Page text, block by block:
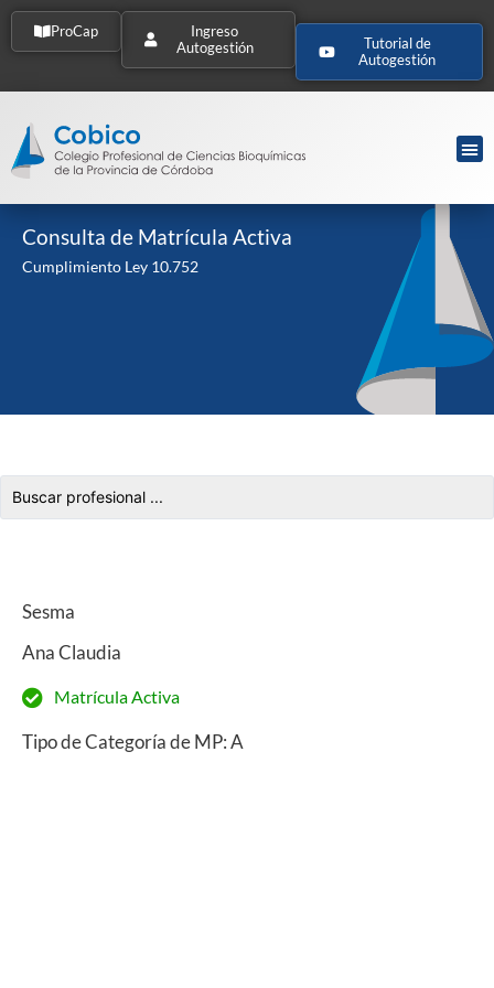
ProCap
Ingreso
Autogestión
Tutorial de
Autogestión
Consulta de Matrícula Activa
Cumplimiento Ley 10.752
Sesma
Ana Claudia
Matrícula Activa
Tipo de Categoría de MP: A